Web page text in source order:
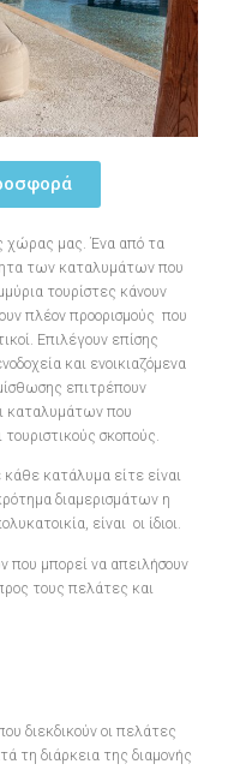
χώρας μας. Ένα από τα
των καταλυμάτων που
τουρίστες κάνουν
πλέον προορισμούς που
Επιλέγουν επίσης
και ενοικιαζόμενα
επιτρέπουν
καταλυμάτων που
τουριστικούς σκοπούς.
κατάλυμα είτε είναι
διαμερισμάτων η
είναι οι ίδιοι.
που μπορεί να απειλήσουν
τους πελάτες και
διεκδικούν οι πελάτες
τη διάρκεια της διαμονής